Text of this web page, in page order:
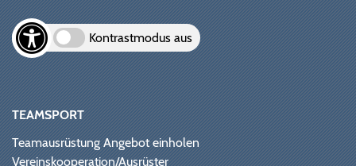
Kontrastmodus aus
TEAMSPORT
Teamausrüstung Angebot einholen
Vereinskooperation/Ausrüster